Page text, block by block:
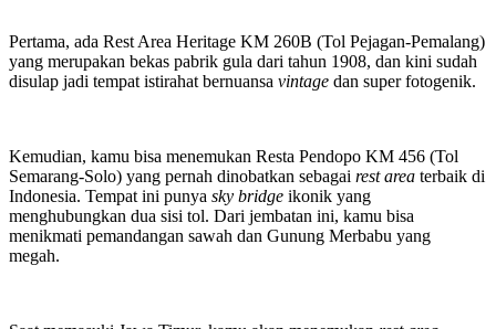
Pertama, ada Rest Area Heritage KM 260B (Tol Pejagan-Pemalang)
yang merupakan bekas pabrik gula dari tahun 1908, dan kini sudah
disulap jadi tempat istirahat bernuansa vintage dan super fotogenik.
Kemudian, kamu bisa menemukan Resta Pendopo KM 456 (Tol
Semarang-Solo) yang pernah dinobatkan sebagai rest area terbaik di
Indonesia. Tempat ini punya sky bridge ikonik yang
menghubungkan dua sisi tol. Dari jembatan ini, kamu bisa
menikmati pemandangan sawah dan Gunung Merbabu yang
megah.